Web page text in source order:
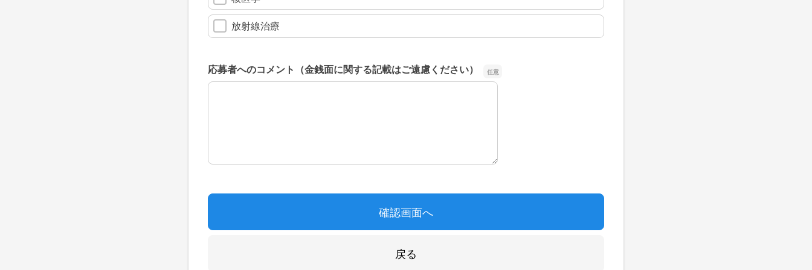
放射線治療
応募者へのコメント（金銭面に関する記載はご遠慮ください）
応募者へのコメント（金銭面に関する記載はご遠慮ください）